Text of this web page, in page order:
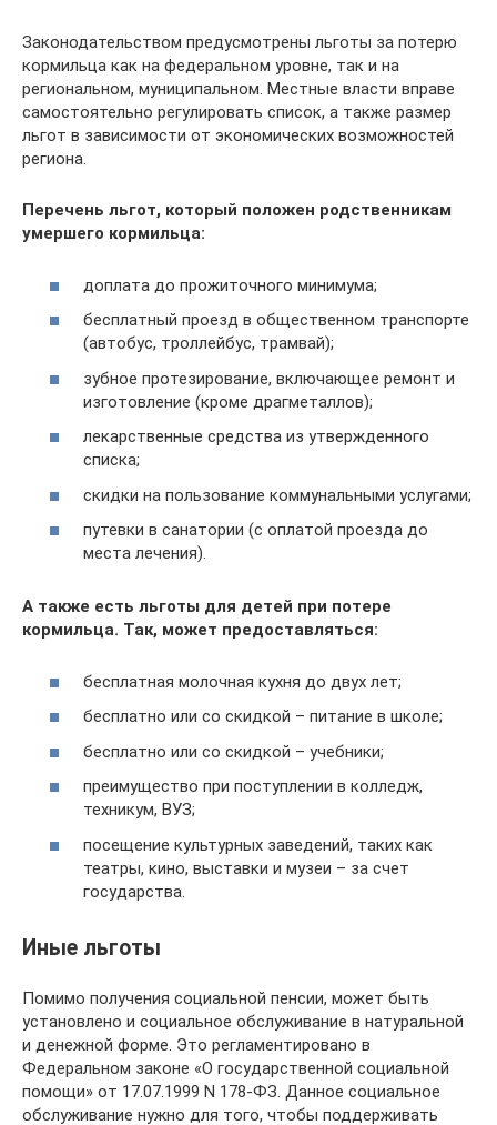
Законодательством предусмотрены льготы за потерю
кормильца как на федеральном уровне, так и на
региональном, муниципальном. Местные власти вправе
самостоятельно регулировать список, а также размер
льгот в зависимости от экономических возможностей
региона.
Перечень льгот, который положен родственникам
умершего кормильца:
доплата до прожиточного минимума;
бесплатный проезд в общественном транспорте
(автобус, троллейбус, трамвай);
зубное протезирование, включающее ремонт и
изготовление (кроме драгметаллов);
лекарственные средства из утвержденного
списка;
скидки на пользование коммунальными услугами;
путевки в санатории (с оплатой проезда до
места лечения).
А также есть льготы для детей при потере
кормильца. Так, может предоставляться:
бесплатная молочная кухня до двух лет;
бесплатно или со скидкой – питание в школе;
бесплатно или со скидкой – учебники;
преимущество при поступлении в колледж,
техникум, ВУЗ;
посещение культурных заведений, таких как
театры, кино, выставки и музеи – за счет
государства.
Иные льготы
Помимо получения социальной пенсии, может быть
установлено и социальное обслуживание в натуральной
и денежной форме. Это регламентировано в
Федеральном законе «О государственной социальной
помощи» от 17.07.1999 N 178-ФЗ. Данное социальное
обслуживание нужно для того, чтобы поддерживать